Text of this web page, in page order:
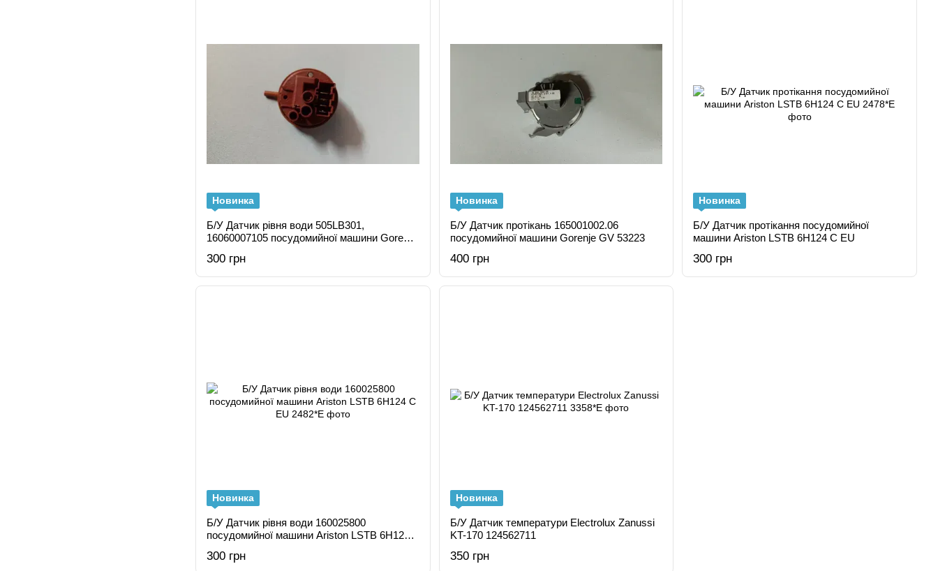
Новинка
Б/У Датчик рівня води 505LB301,
16060007105 посудомийної машини Gorenje
300 грн
Новинка
Б/У Датчик протікань 165001002.06
посудомийної машини Gorenje GV 53223
400 грн
Новинка
Б/У Датчик протікання посудомийної
машини Ariston LSTB 6H124 C EU
300 грн
Новинка
Б/У Датчик рівня води 160025800
посудомийної машини Ariston LSTB 6H124
300 грн
Новинка
Б/У Датчик температури Electrolux Zanussi
KT-170 124562711
350 грн